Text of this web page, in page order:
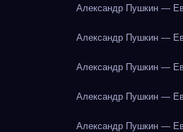
Александр Пушкин —
Александр Пушкин —
Александр Пушкин —
Александр Пушкин —
Александр Пушкин —